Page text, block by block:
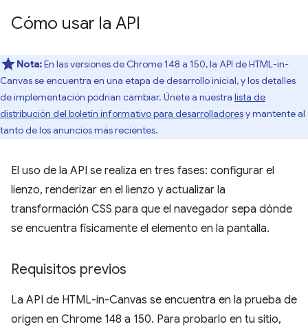
Cómo usar la API
Nota:En las versiones de Chrome 148 a 150, la API de HTML-in-
Canvas se encuentra en una etapa de desarrollo inicial, y los detalles
de implementación podrían cambiar. Únete a nuestra lista de
distribución del boletín informativo para desarrolladoresy mantente al
tanto de los anuncios más recientes.
El uso de la API se realiza en tres fases: configurar el
lienzo, renderizar en el lienzo y actualizar la
transformación CSS para que el navegador sepa dónde
se encuentra físicamente el elemento en la pantalla.
Requisitos previos
La API de HTML-in-Canvas se encuentra en la prueba de
origen en Chrome 148 a 150. Para probarlo en tu sitio,